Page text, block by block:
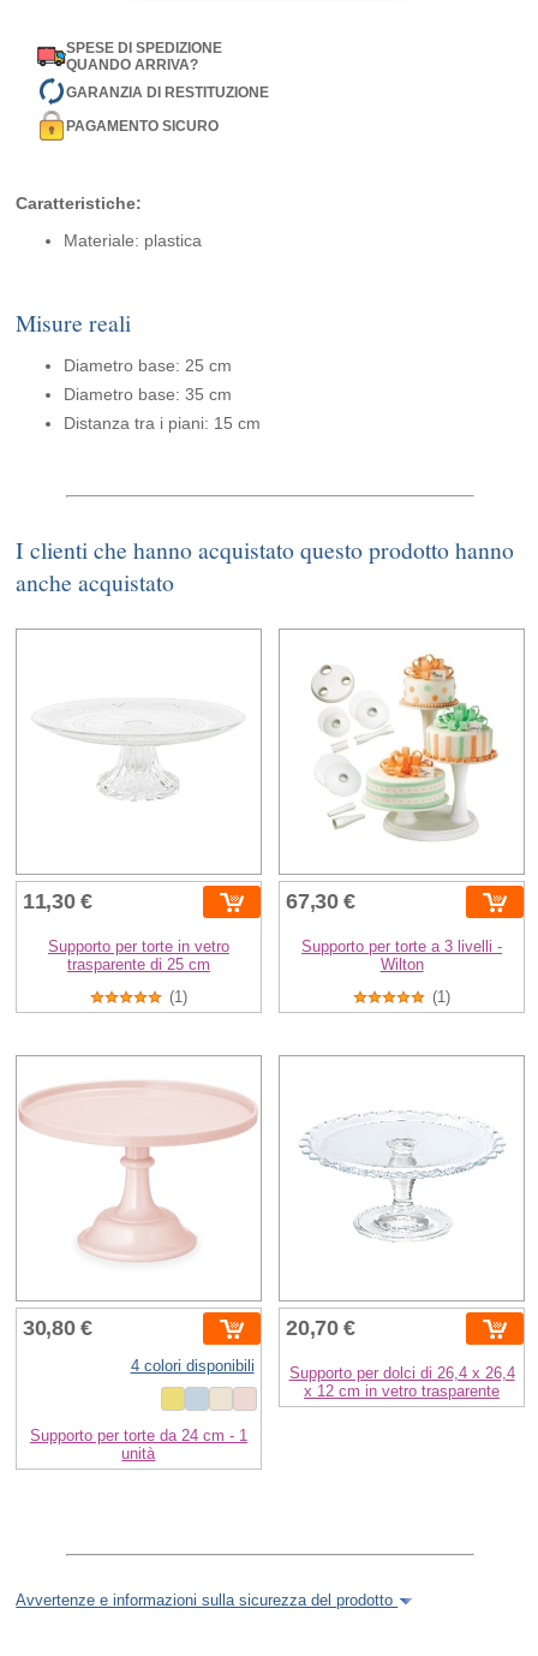
SPESE DI SPEDIZIONE
QUANDO ARRIVA?
GARANZIA DI RESTITUZIONE
PAGAMENTO SICURO
Caratteristiche:
Materiale: plastica
Misure reali
Diametro base: 25 cm
Diametro base: 35 cm
Distanza tra i piani: 15 cm
I clienti che hanno acquistato questo prodotto hanno
anche acquistato
11,30 €
Supporto per torte in vetro
trasparente di 25 cm
(1)
67,30 €
Supporto per torte a 3 livelli -
Wilton
(1)
30,80 €
4 colori disponibili
Supporto per torte da 24 cm - 1
unità
20,70 €
Supporto per dolci di 26,4 x 26,4
x 12 cm in vetro trasparente
Avvertenze e informazioni sulla sicurezza del prodotto